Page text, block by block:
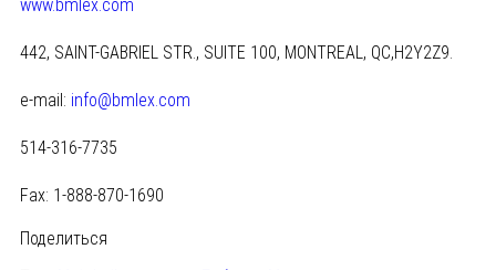
www.bmlex.com
442, SAINT-GABRIEL STR., SUITE 100, MONTREAL, QC,H2Y2Z9.
e-mail: info@bmlex.com
514-316-7735
Fax: 1-888-870-1690
Поделиться